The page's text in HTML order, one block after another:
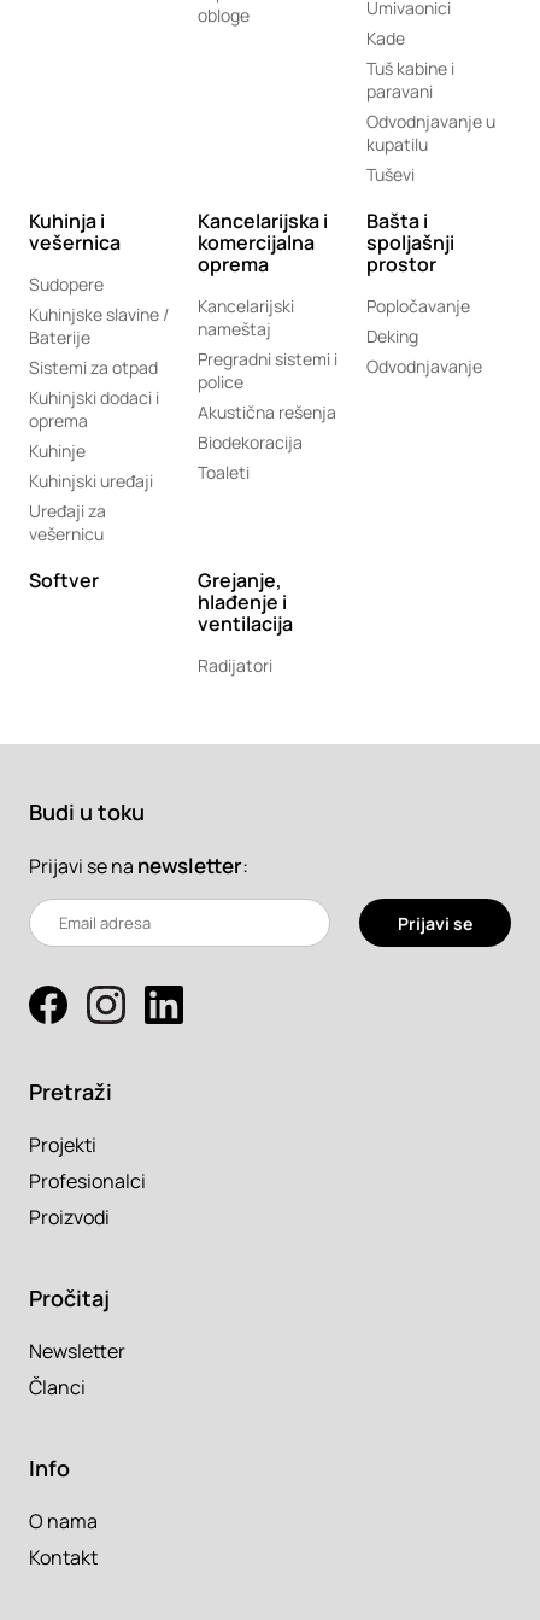
obloge
Umivaonici
Kade
Tuš kabine i
paravani
Odvodnjavanje u
kupatilu
Tuševi
Kuhinja i
vešernica
Sudopere
Kuhinjske slavine /
Baterije
Sistemi za otpad
Kuhinjski dodaci i
oprema
Kuhinje
Kuhinjski uređaji
Uređaji za
vešernicu
Kancelarijska i
komercijalna
oprema
Kancelarijski
nameštaj
Pregradni sistemi i
police
Akustična rešenja
Biodekoracija
Toaleti
Bašta i
spoljašnji
prostor
Popločavanje
Deking
Odvodnjavanje
Softver
Grejanje,
hlađenje i
ventilacija
Radijatori
Budi u toku
Prijavi se na newsletter:
Prijavi se
Pretraži
Projekti
Profesionalci
Proizvodi
Pročitaj
Newsletter
Članci
Info
O nama
Kontakt